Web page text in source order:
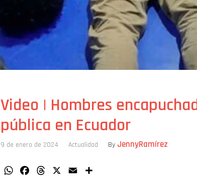
Video | Hombres
pública en Ecuador
9 de enero de 2024 Actualidad By JennyRamírez
WhatsAppFacebookThreads Email